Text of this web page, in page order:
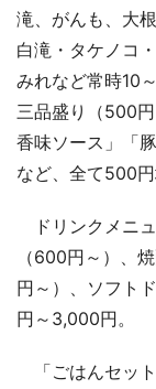
滝、がんも、大
白滝・タケノコ
みれなど常時10
三品盛り（500
香味ソース」「
など、全て500
ドリンクメニ
（600円～）、
円～）、ソフト
円～3,000円。
「ごはんセッ